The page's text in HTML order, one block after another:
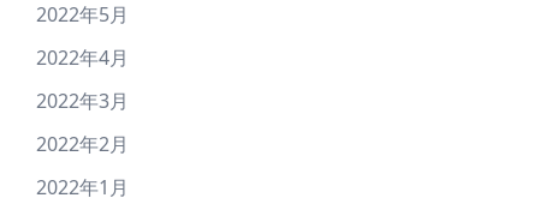
2022年5月
2022年4月
2022年3月
2022年2月
2022年1月